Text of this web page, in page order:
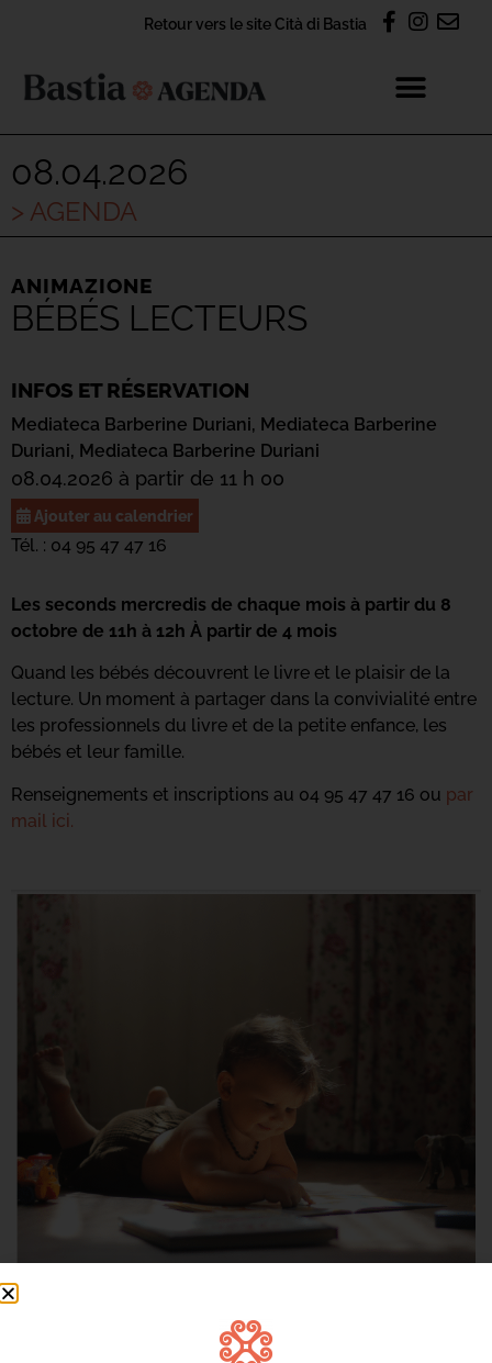
Retour vers le site Cità di Bastia
08.04.2026
> AGENDA
ANIMAZIONE
BÉBÉS LECTEURS
INFOS ET RÉSERVATION
Mediateca Barberine Duriani, Mediateca Barberine
Duriani, Mediateca Barberine Duriani
08.04.2026 à partir de 11 h 00
Ajouter au calendrier
Tél. : 04 95 47 47 16
Les seconds mercredis de chaque mois à partir du 8
octobre de 11h à 12h À partir de 4 mois
Quand les bébés découvrent le livre et le plaisir de la
lecture. Un moment à partager dans la convivialité entre
les professionnels du livre et de la petite enfance, les
bébés et leur famille.
Renseignements et inscriptions au 04 95 47 47 16 ou par
mail ici.